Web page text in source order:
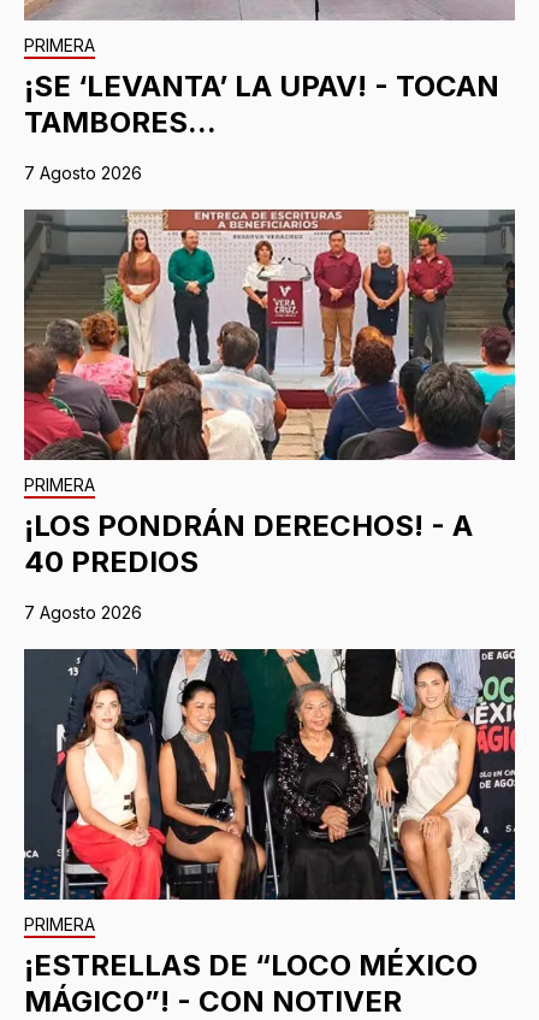
PRIMERA
¡SE ‘LEVANTA’ LA UPAV! - TOCAN
TAMBORES...
7 Agosto 2026
PRIMERA
¡LOS PONDRÁN DERECHOS! - A
40 PREDIOS
7 Agosto 2026
PRIMERA
¡ESTRELLAS DE “LOCO MÉXICO
MÁGICO”! - CON NOTIVER